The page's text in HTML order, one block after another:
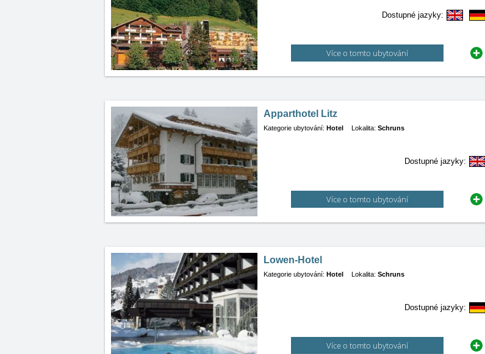
Dostupné jazyky:
Více o tomto ubytování
Apparthotel Litz
Kategorie ubytování: Hotel Lokalita: Schruns
Dostupné jazyky:
Více o tomto ubytování
Lowen-Hotel
Kategorie ubytování: Hotel Lokalita: Schruns
Dostupné jazyky:
Více o tomto ubytování